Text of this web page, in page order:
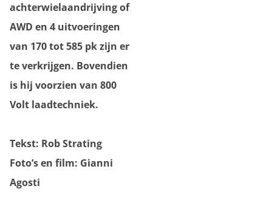
achterwielaandrijving of
AWD en 4 uitvoeringen
van 170 tot 585 pk zijn er
te verkrijgen. Bovendien
is hij voorzien van 800
Volt laadtechniek.
Tekst: Rob Strating
Foto’s en film: Gianni
Agosti